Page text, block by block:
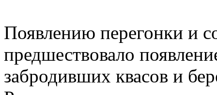
Появлению перегонки и
предшествовало
забродивших квасов и